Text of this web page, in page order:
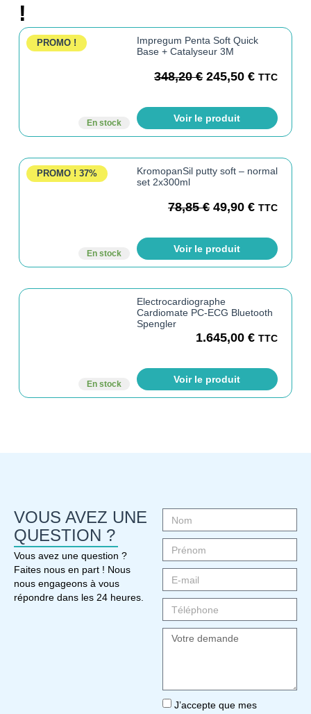
!
PROMO !
En stock
Impregum Penta Soft Quick
Base + Catalyseur 3M
348,20€ 245,50€ TTC
Voir le produit
PROMO ! 37%
En stock
KromopanSil putty soft – normal
set 2x300ml
78,85€ 49,90€ TTC
Voir le produit
En stock
Electrocardiographe
Cardiomate PC-ECG Bluetooth
Spengler
1.645,00€ TTC
Voir le produit
VOUS AVEZ UNE
QUESTION ?
Vous avez une question ?
Faites nous en part ! Nous
nous engageons à vous
répondre dans les 24 heures.
J’accepte que mes